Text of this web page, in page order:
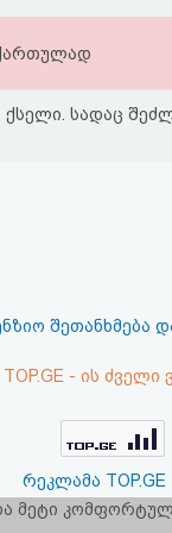
სადაც
შეთანხმება
- ის ძველი
რეკლამა TOP.GE
მეტი